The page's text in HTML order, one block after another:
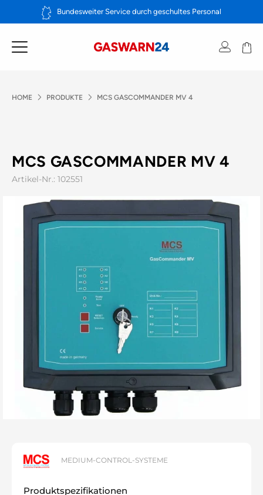
Inhalt
Bundesweiter Service durch geschultes Personal
HOME PRODUKTE MCS GASCOMMANDER MV 4
MCS GASCOMMANDER MV 4
Artikel-Nr.: 102551
MEDIUM-CONTROL-SYSTEME
Produktspezifikationen